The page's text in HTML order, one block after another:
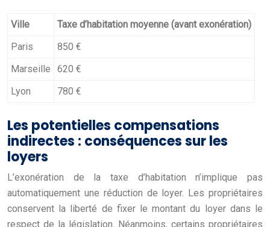
Ville
Taxe d’habitation moyenne (avant exonération)
Paris
850 €
Marseille
620 €
Lyon
780 €
Les potentielles compensations
indirectes : conséquences sur les
loyers
L’exonération de la taxe d’habitation n’implique pas
automatiquement une réduction de loyer. Les propriétaires
conservent la liberté de fixer le montant du loyer dans le
respect de la législation. Néanmoins, certains propriétaires